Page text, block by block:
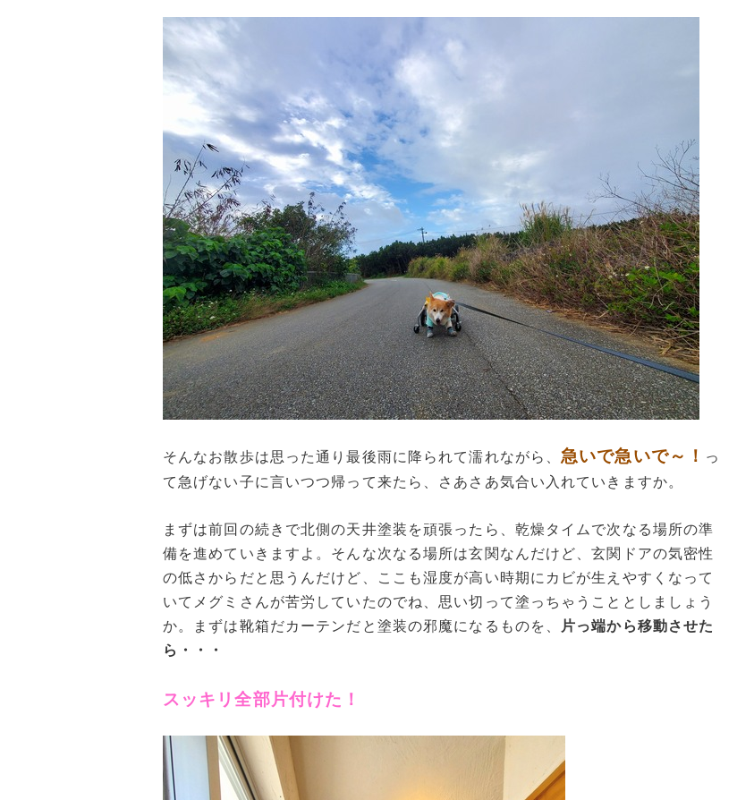
そんなお散歩は思った通り最後雨に降られて濡れながら、急いで急いで～！ っ
て急げない子に言いつつ帰って来たら、さあさあ気合い入れていきますか。
まずは前回の続きで北側の天井塗装を頑張ったら、乾燥タイムで次なる場所の準
備を進めていきますよ。そんな次なる場所は玄関なんだけど、玄関ドアの気密性
の低さからだと思うんだけど、ここも湿度が高い時期にカビが生えやすくなって
いてメグミさんが苦労していたのでね、思い切って塗っちゃうこととしましょう
か。まずは靴箱だカーテンだと塗装の邪魔になるものを、
片っ端から移動させた
ら・・・
スッキリ全部片付けた！